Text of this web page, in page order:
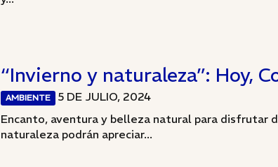
“Invierno y naturaleza”: Hoy,
AMBIENTE
5 DE JULIO, 2024
Encanto, aventura y belleza natural para disfrutar
naturaleza podrán apreciar...